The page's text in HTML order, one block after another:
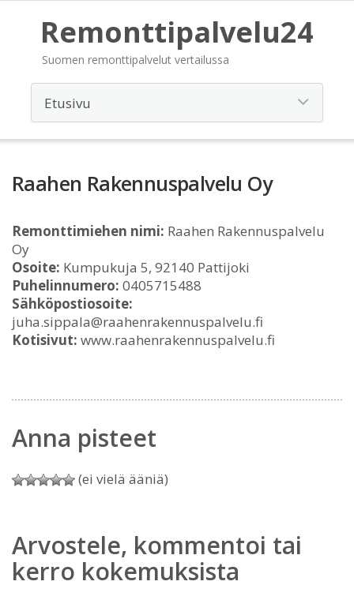
Remonttipalvelu24
Suomen remonttipalvelut vertailussa
Raahen Rakennuspalvelu Oy
Remonttimiehen nimi: Raahen Rakennuspalvelu
Oy
Osoite: Kumpukuja 5, 92140 Pattijoki
Puhelinnumero: 0405715488
Sähköpostiosoite:
juha.sippala@raahenrakennuspalvelu.fi
Kotisivut: www.raahenrakennuspalvelu.fi
Anna pisteet
(ei vielä ääniä)
Arvostele, kommentoi tai
kerro kokemuksista